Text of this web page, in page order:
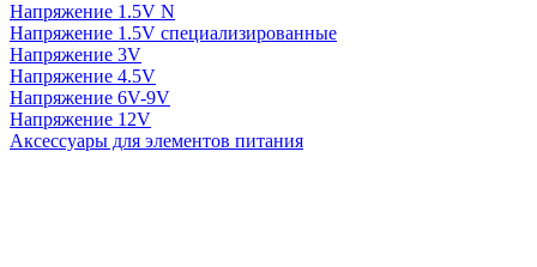
Напряжение 1.5V N
Напряжение 1.5V специализированные
Напряжение 3V
Напряжение 4.5V
Напряжение 6V-9V
Напряжение 12V
Аксессуары для элементов питания